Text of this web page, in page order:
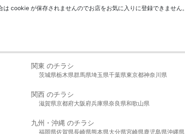
cookie が保存されませんのでお店をお気に入りに登録できません。
関東 のチラシ
茨城県栃木県群馬県埼玉県千葉県東京都神奈川県
関西 のチラシ
滋賀県京都府大阪府兵庫県奈良県和歌山県
九州・沖縄 のチラシ
福岡県佐賀県長崎県熊本県大分県宮崎県鹿児島県沖縄県